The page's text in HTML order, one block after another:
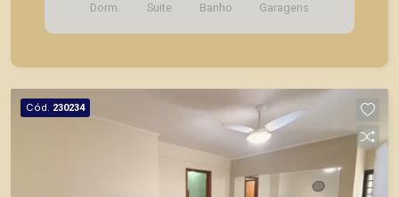
Piramid tem como objetivo atender seus clientes
com agilidade e segurança, em locação, vendas
Preto.
Dorm. Suite Banho Garagens
Cód. 230234